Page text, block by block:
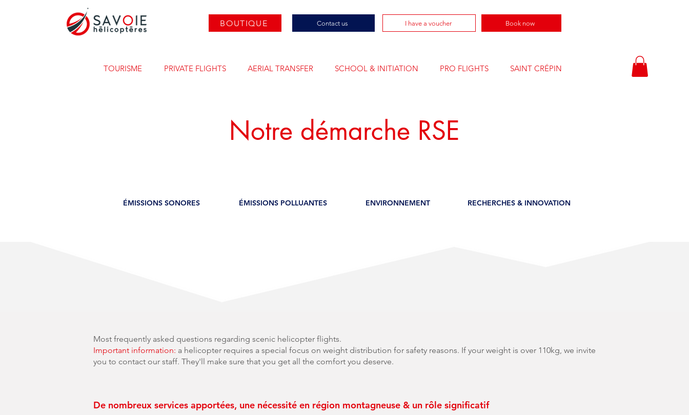
BOUTIQUE Contact us I have a voucher Book now
TOURISME PRIVATE FLIGHTS AERIAL TRANSFER SCHOOL & INITIATION PRO FLIGHTS SAINT CRÉPIN
Notre démarche RSE
ÉMISSIONS SONORES ÉMISSIONS POLLUANTES ENVIRONNEMENT RECHERCHES & INNOVATION
Most frequently asked questions regarding scenic helicopter flights.
Important information: a helicopter requires a special focus on weight distribution for safety reasons. If your weight is over 110kg, we invite
you to contact our staff. They'll make sure that you get all the comfort you deserve.
De nombreux services apportées, une nécessité en région montagneuse & un rôle significatif